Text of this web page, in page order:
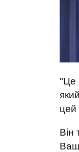
"Це
цей
Він